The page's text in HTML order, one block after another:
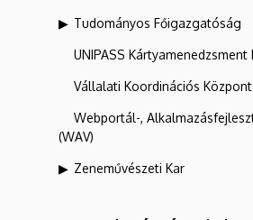
Tudományos Főigazgatóság
UNIPASS
Vállalati Koordinációs Központ
Webportál-,
(WAV)
Zeneművészeti Kar